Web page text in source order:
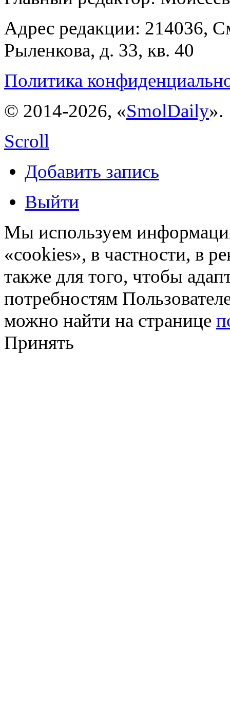
Адрес редакции: 214036,
Рыленкова, д. 33, кв. 40
Политика
© 2014-2026, «SmolDaily».
Scroll
Добавить запись
Выйти
Мы используем
«cookies», в частности, в
также для того, чтобы
потребностям
можно найти на странице
Принять